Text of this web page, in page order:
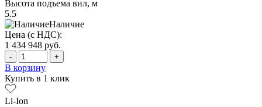
Высота подъема вил, м
5.5
Наличие
Цена (с НДС):
1 434 948 руб.
- +
В корзину
Купить в 1 клик
Li-Ion